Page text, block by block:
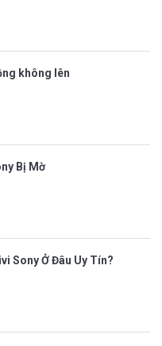
không lên
Bị Mờ
Sony Ở Đâu Uy Tín?